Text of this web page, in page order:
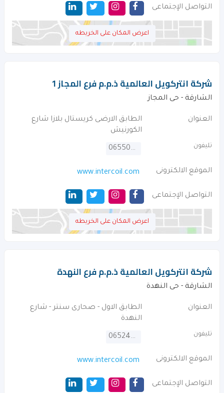
التواصل الإجتماعى
اعرض المكان على الخريطه
شركة انتركويل العالمية ذ.م.م فرع المجاز 1
الشارقة - حى المجاز
العنوان
الطابق الارضى كريستال بلازا شارع
الكورنيش
تليفون 065505590
الموقع الالكترونى www.intercoil.com
التواصل الإجتماعى
اعرض المكان على الخريطه
شركة انتركويل العالمية ذ.م.م فرع النهدة
الشارقة - حى النهدة
العنوان
الطابق الاول - صحارى سنتر - شارع
النهدة
تليفون 065246164
الموقع الالكترونى www.intercoil.com
التواصل الإجتماعى